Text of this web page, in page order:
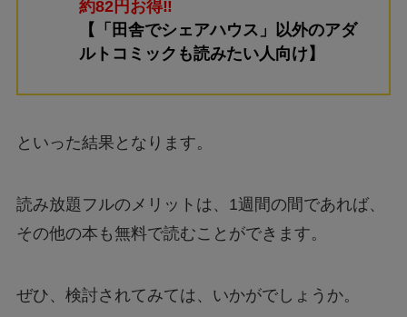
約82円お得‼
【「田舎でシェアハウス」以外のアダ
ルトコミックも読みたい人向け】
といった結果となります。
読み放題フルのメリットは、1週間の間であれば、
その他の本も無料で読むことができます。
ぜひ、検討されてみては、いかがでしょうか。